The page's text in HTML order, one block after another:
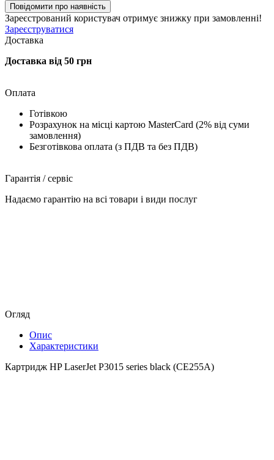
Повідомити про наявність
Зареєстрований користувач отримує знижку при замовленні!
Зареєструватися
Доставка
Доставка від 50 грн
Оплата
Готівкою
Розрахунок на місці картою MasterCard (2% від суми
замовлення)
Безготівкова оплата (з ПДВ та без ПДВ)
Гарантія / сервіс
Надаємо гарантію на всі товари і види послуг
Огляд
Опис
Характеристики
Картридж HP LaserJet P3015 series black (CE255A)